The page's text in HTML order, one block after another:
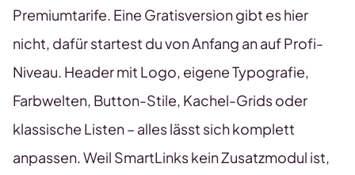
Premiumtarife. Eine Gratisversion gibt es hier
nicht, dafür startest du von Anfang an auf Profi-
Niveau. Header mit Logo, eigene Typografie,
Farbwelten, Button-Stile, Kachel-Grids oder
klassische Listen – alles lässt sich komplett
anpassen. Weil SmartLinks kein Zusatzmodul ist,